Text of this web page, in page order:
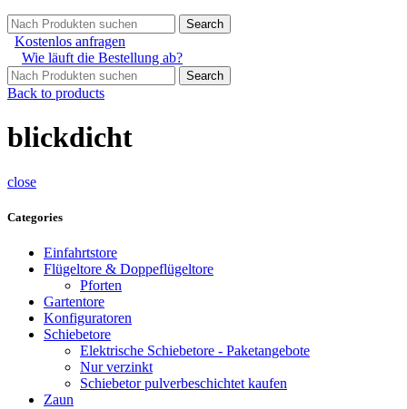
Search
Kostenlos anfragen
Wie läuft die Bestellung ab?
Search
Back to products
blickdicht
close
Categories
Einfahrtstore
Flügeltore & Doppeflügeltore
Pforten
Gartentore
Konfiguratoren
Schiebetore
Elektrische Schiebetore - Paketangebote
Nur verzinkt
Schiebetor pulverbeschichtet kaufen
Zaun